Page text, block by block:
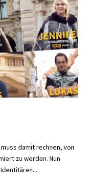
damit rechnen, von
zu werden. Nun